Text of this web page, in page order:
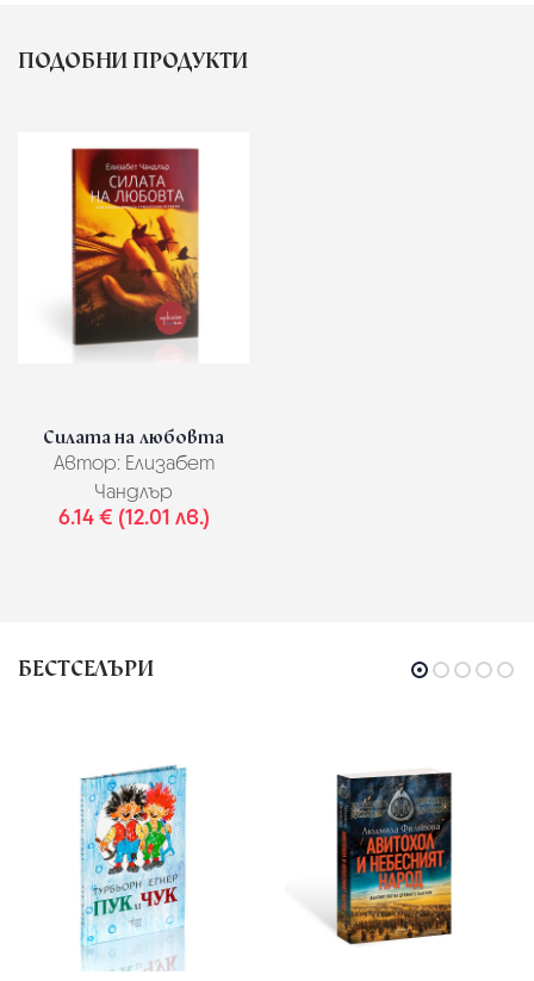
ПОДОБНИ ПРОДУКТИ
Силата на любовта
Автор: Елизабет
Чандлър
6.14 € (12.01 лв.)
БЕСТСЕЛЪРИ